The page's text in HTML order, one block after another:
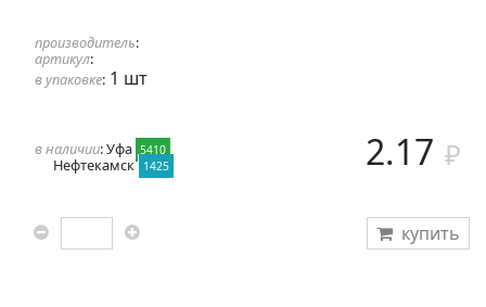
производитель:
артикул:
в упаковке: 1 шт
в наличии: Уфа 5410
Нефтекамск 1425 2.17
купить